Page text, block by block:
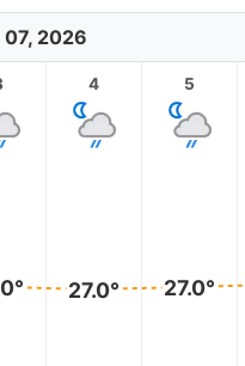
07, 2026
4
27.0°
5
27.0°